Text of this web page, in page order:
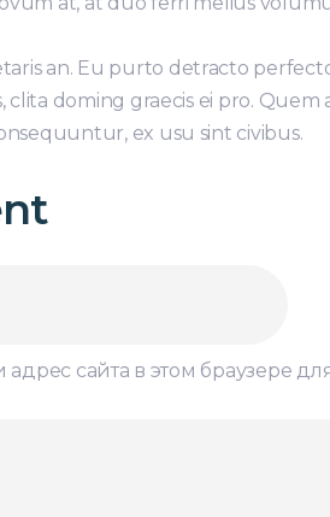
an. Eu purto detracto
doming graecis ei pro.
ex usu sint civibus.
адрес сайта в этом браузере